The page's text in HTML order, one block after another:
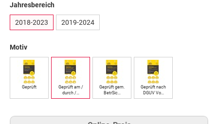
Jahresbereich
2018-2023 2019-2024
Motiv
Geprüft
Geprüft am /
durch /…
Geprüft gem.
BetrSic…
Geprüft nach
DGUV Vo…